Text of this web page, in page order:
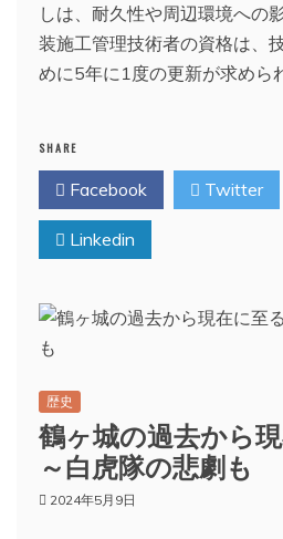
しは、耐久性や周辺環境への
装施工管理技術者の資格は、
めに5年に1度の更新が求めら
SHARE
Facebook Twitter
Linkedin
歴史
鶴ヶ城の過去から
～白虎隊の悲劇も
2024年5月9日